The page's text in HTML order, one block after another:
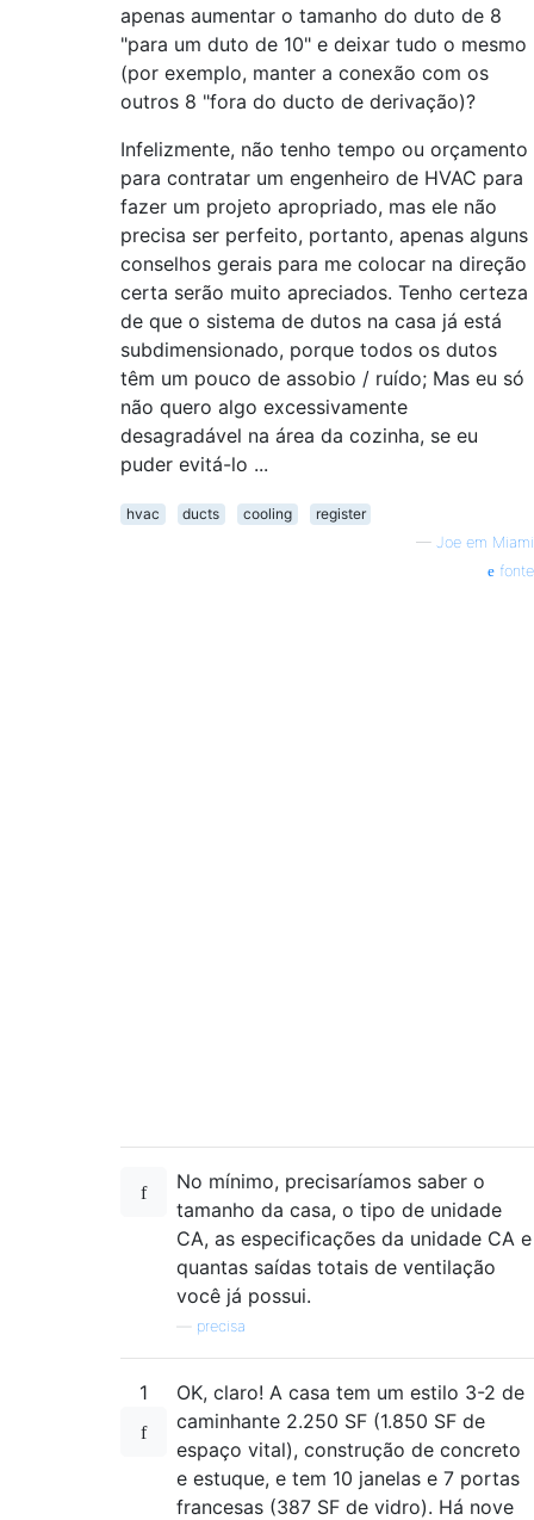
apenas aumentar o tamanho do duto de 8
"para um duto de 10" e deixar tudo o mesmo
(por exemplo, manter a conexão com os
outros 8 "fora do ducto de derivação)?
Infelizmente, não tenho tempo ou orçamento
para contratar um engenheiro de HVAC para
fazer um projeto apropriado, mas ele não
precisa ser perfeito, portanto, apenas alguns
conselhos gerais para me colocar na direção
certa serão muito apreciados. Tenho certeza
de que o sistema de dutos na casa já está
subdimensionado, porque todos os dutos
têm um pouco de assobio / ruído; Mas eu só
não quero algo excessivamente
desagradável na área da cozinha, se eu
puder evitá-lo ...
hvac ducts cooling
register
— Joe em Miami
fonte
No mínimo, precisaríamos saber o
tamanho da casa, o tipo de unidade
CA, as especificações da unidade CA e
quantas saídas totais de ventilação
você já possui.
precisa
1
OK, claro! A casa tem um estilo 3-2 de
caminhante 2.250 SF (1.850 SF de
espaço vital), construção de concreto
e estuque, e tem 10 janelas e 7 portas
francesas (387 SF de vidro). Há nove